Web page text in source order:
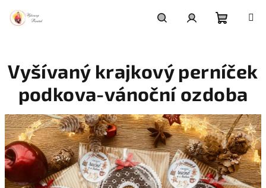
obsah
košík
Vyšívaný krajkový perníček
podkova-vánoční ozdoba